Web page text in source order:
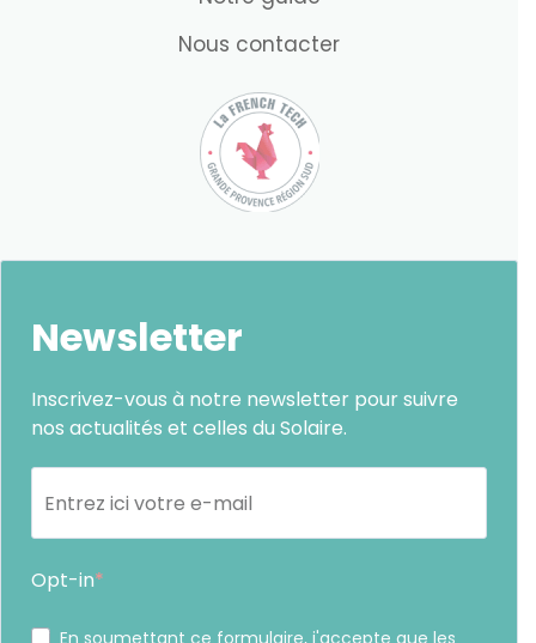
Nous contacter
nos actualités et celles du Solaire.
Opt-in
informations saisies soient exploitées par Sunethic.